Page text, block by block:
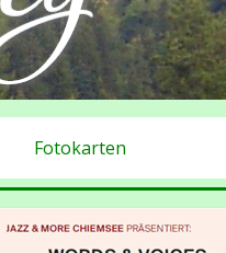
Fotokarten